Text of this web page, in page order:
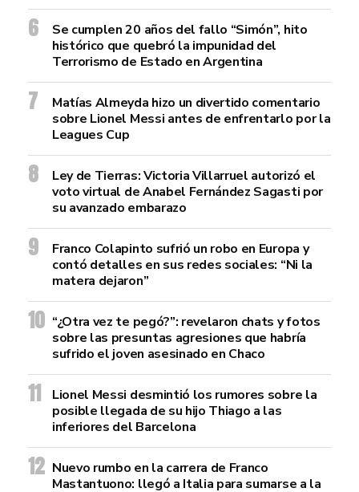
Se cumplen 20 años del fallo “Simón”, hito
histórico que quebró la impunidad del
Terrorismo de Estado en Argentina
Matías Almeyda hizo un divertido comentario
sobre Lionel Messi antes de enfrentarlo por la
Leagues Cup
Ley de Tierras: Victoria Villarruel autorizó el
voto virtual de Anabel Fernández Sagasti por
su avanzado embarazo
Franco Colapinto sufrió un robo en Europa y
contó detalles en sus redes sociales: “Ni la
matera dejaron”
“¿Otra vez te pegó?”: revelaron chats y fotos
sobre las presuntas agresiones que habría
sufrido el joven asesinado en Chaco
Lionel Messi desmintió los rumores sobre la
posible llegada de su hijo Thiago a las
inferiores del Barcelona
Nuevo rumbo en la carrera de Franco
Mastantuono: llegó a Italia para sumarse a la